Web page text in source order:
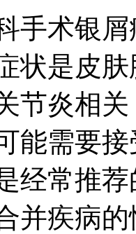
手术银
状是皮
节炎相
能需要
经常推
并疾病